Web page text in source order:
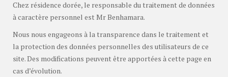
Chez résidence dorée, le responsable du traitement de données
à caractère personnel est Mr Benhamara.
Nous nous engageons à la transparence dans le traitement et
la protection des données personnelles des utilisateurs de ce
site. Des modifications peuvent être apportées à cette page en
cas d’évolution.